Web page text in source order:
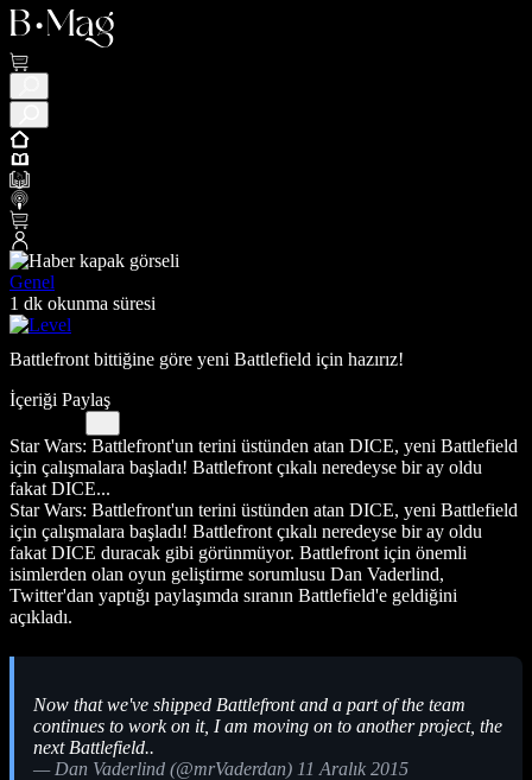
Genel
1 dk okunma süresi
Battlefront bittiğine göre yeni Battlefield için hazırız!
İçeriği Paylaş
Star Wars: Battlefront'un terini üstünden atan DICE, yeni Battlefield
için çalışmalara başladı! Battlefront çıkalı neredeyse bir ay oldu
fakat DICE...
Star Wars: Battlefront'un terini üstünden atan DICE, yeni Battlefield
için çalışmalara başladı! Battlefront çıkalı neredeyse bir ay oldu
fakat DICE duracak gibi görünmüyor. Battlefront için önemli
isimlerden olan oyun geliştirme sorumlusu Dan Vaderlind,
Twitter'dan yaptığı paylaşımda sıranın Battlefield'e geldiğini
açıkladı.
Now that we've shipped Battlefront and a part of the team
continues to work on it, I am moving on to another project, the
next Battlefield..
— Dan Vaderlind (@mrVaderdan) 11 Aralık 2015